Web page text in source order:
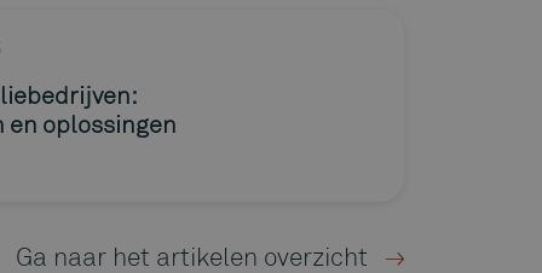
oplossingen
Ga naar het artikelen overzicht